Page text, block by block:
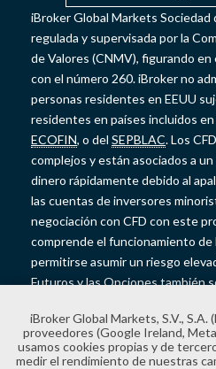
iBroker Global Markets, S.V.,
proveedores (Google Ireland,
usamos cookies propias y de
medir el rendimiento de nuestras
iBroker Global Markets Sociedad
regulada y supervisada por la
de Valores (CNMV), figurando
con el número 260. iBroker no
personas residentes en EEUU
residentes en países incluidos
ECOFIN, o del SEPBLAC. Los
complejos y están asociados a
dinero rápidamente debido al
las cuentas de inversores
negociación con CFD con este
comprende el funcionamiento de
permitirse asumir un riesgo
Futuros y las Opciones también
debido al apalancamiento. Los
cuentan con la protección de
podrían exceder el saldo